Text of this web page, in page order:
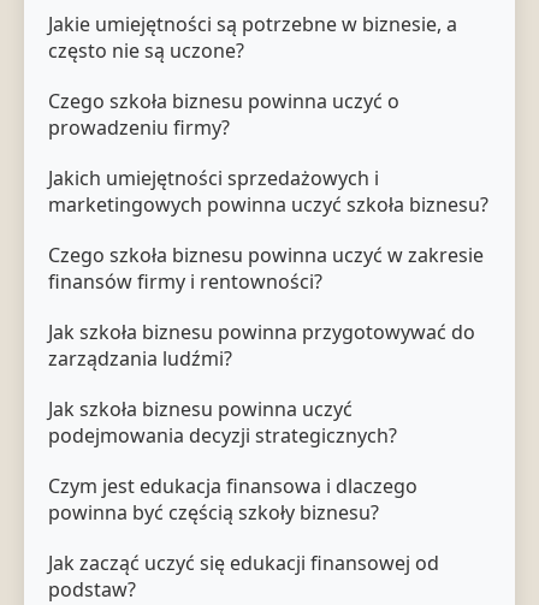
Jakie umiejętności są potrzebne w biznesie, a
często nie są uczone?
Czego szkoła biznesu powinna uczyć o
prowadzeniu firmy?
Jakich umiejętności sprzedażowych i
marketingowych powinna uczyć szkoła biznesu?
Czego szkoła biznesu powinna uczyć w zakresie
finansów firmy i rentowności?
Jak szkoła biznesu powinna przygotowywać do
zarządzania ludźmi?
Jak szkoła biznesu powinna uczyć
podejmowania decyzji strategicznych?
Czym jest edukacja finansowa i dlaczego
powinna być częścią szkoły biznesu?
Jak zacząć uczyć się edukacji finansowej od
podstaw?